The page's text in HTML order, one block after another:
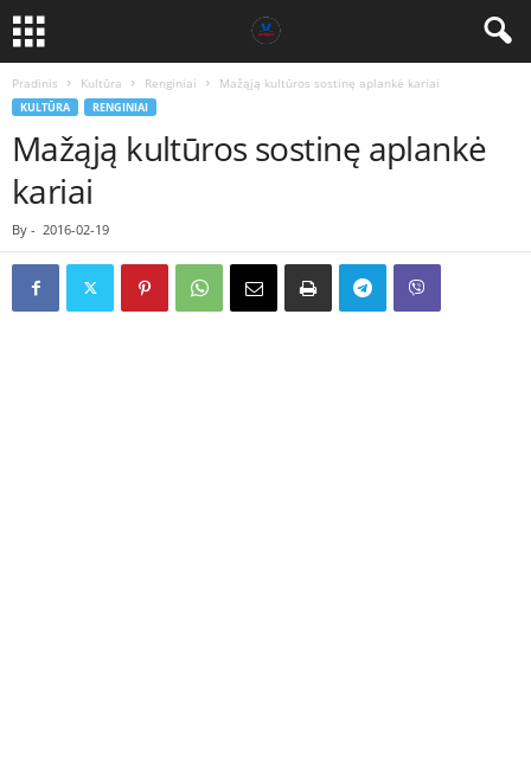
Pradinis Kultūra Renginiai Mažąją kultūros sostinę aplankė kariai
KULTŪRA RENGINIAI
Mažąją kultūros sostinę aplankė
kariai
By - 2016-02-19